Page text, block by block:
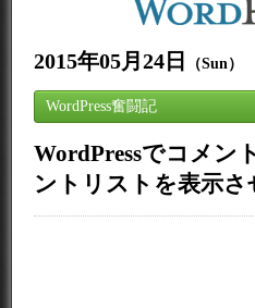
2015年05月24日 （Sun）
WordPress奮闘記
WordPressでコメン
ントリストを表示さ